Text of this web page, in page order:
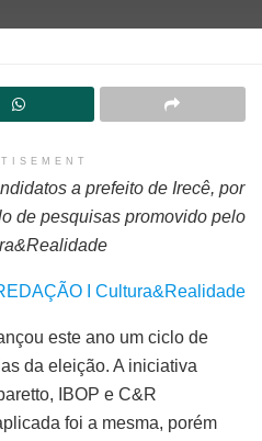
a prefeito de Irecê, por
de pesquisas promovido pelo
I Cultura&Realidade
este ano um ciclo de
da eleição. A iniciativa
IBOP e C&R
foi a mesma, porém